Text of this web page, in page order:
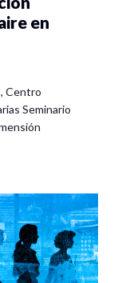
en
Centro
Seminario